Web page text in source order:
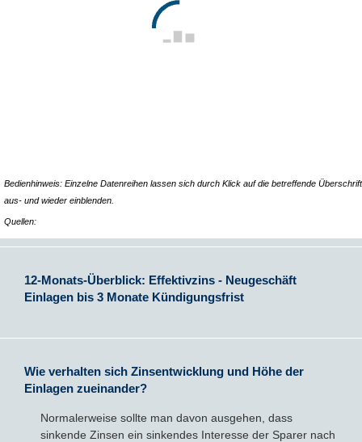
Bedienhinweis: Einzelne Datenreihen lassen sich durch Klick auf die betreffende Überschrift
aus- und wieder einblenden.
Quellen:
12-Monats-Überblick: Effektivzins - Neugeschäft
Einlagen bis 3 Monate Kündigungsfrist
Wie verhalten sich Zinsentwicklung und Höhe der
Einlagen zueinander?
Normalerweise sollte man davon ausgehen, dass
sinkende Zinsen ein sinkendes Interesse der Sparer nach